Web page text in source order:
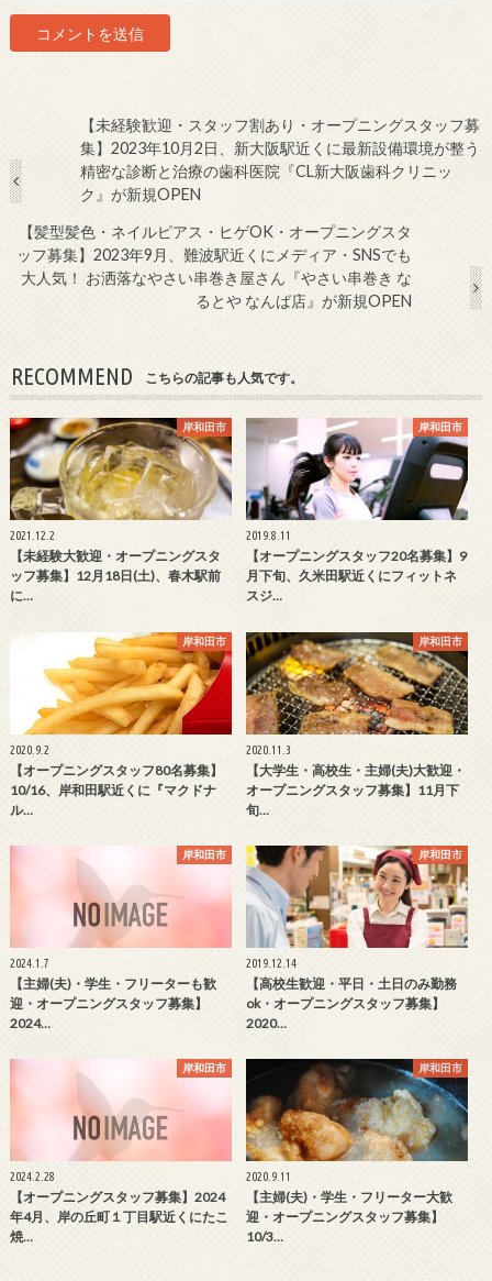
【未経験歓迎・スタッフ割あり・オープニングスタッフ募
集】2023年10月2日、新大阪駅近くに最新設備環境が整う
精密な診断と治療の歯科医院『CL新大阪歯科クリニッ
ク』が新規OPEN
【髪型髪色・ネイルピアス・ヒゲOK・オープニングスタ
ッフ募集】2023年9月、難波駅近くにメディア・SNSでも
大人気！ お洒落なやさい串巻き屋さん『やさい串巻き な
るとや なんば店』が新規OPEN
RECOMMEND こちらの記事も人気です。
岸和田市
2021.12.2
【未経験大歓迎・オープニングスタ
ッフ募集】12月18日(土)、春木駅前
に…
岸和田市
2019.8.11
【オープニングスタッフ20名募集】9
月下旬、久米田駅近くにフィットネ
スジ…
岸和田市
2020.9.2
【オープニングスタッフ80名募集】
10/16、岸和田駅近くに『マクドナ
ル…
岸和田市
2020.11.3
【大学生・高校生・主婦(夫)大歓迎・
オープニングスタッフ募集】11月下
旬…
岸和田市
2024.1.7
【主婦(夫)・学生・フリーターも歓
迎・オープニングスタッフ募集】
2024…
岸和田市
2019.12.14
【高校生歓迎・平日・土日のみ勤務
ok・オープニングスタッフ募集】
2020…
岸和田市
2024.2.28
【オープニングスタッフ募集】2024
年4月、岸の丘町１丁目駅近くにたこ
焼…
岸和田市
2020.9.11
【主婦(夫)・学生・フリーター大歓
迎・オープニングスタッフ募集】
10/3…